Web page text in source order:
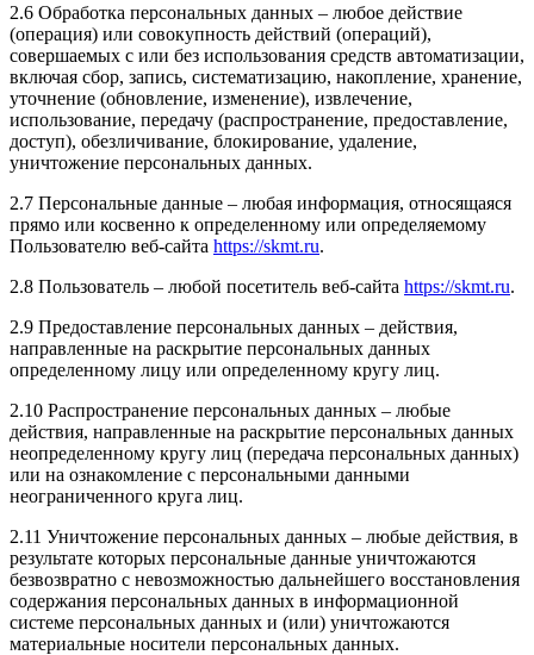
2.6 Обработка персональных данных – любое действие
(операция) или совокупность действий (операций),
совершаемых с или без использования средств автоматизации,
включая сбор, запись, систематизацию, накопление, хранение,
уточнение (обновление, изменение), извлечение,
использование, передачу (распространение, предоставление,
доступ), обезличивание, блокирование, удаление,
уничтожение персональных данных.
2.7 Персональные данные – любая информация, относящаяся
прямо или косвенно к определенному или определяемому
Пользователю веб-сайта https://skmt.ru.
2.8 Пользователь – любой посетитель веб-сайта https://skmt.ru.
2.9 Предоставление персональных данных – действия,
направленные на раскрытие персональных данных
определенному лицу или определенному кругу лиц.
2.10 Распространение персональных данных – любые
действия, направленные на раскрытие персональных данных
неопределенному кругу лиц (передача персональных данных)
или на ознакомление с персональными данными
неограниченного круга лиц.
2.11 Уничтожение персональных данных – любые действия, в
результате которых персональные данные уничтожаются
безвозвратно с невозможностью дальнейшего восстановления
содержания персональных данных в информационной
системе персональных данных и (или) уничтожаются
материальные носители персональных данных.